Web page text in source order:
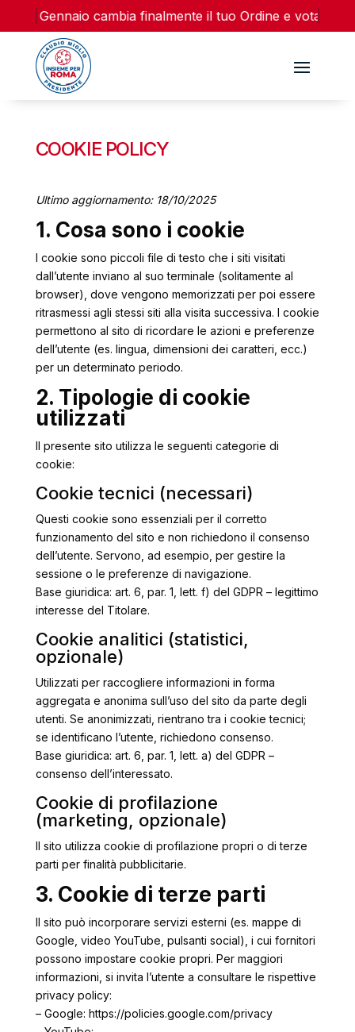
e 16 Gennaio cambia finalmente il tuo Ordine e vota la
COOKIE POLICY
Ultimo aggiornamento: 18/10/2025
1. Cosa sono i cookie
I cookie sono piccoli file di testo che i siti visitati
dall’utente inviano al suo terminale (solitamente al
browser), dove vengono memorizzati per poi essere
ritrasmessi agli stessi siti alla visita successiva. I cookie
permettono al sito di ricordare le azioni e preferenze
dell’utente (es. lingua, dimensioni dei caratteri, ecc.)
per un determinato periodo.
2. Tipologie di cookie
utilizzati
Il presente sito utilizza le seguenti categorie di
cookie:
Cookie tecnici (necessari)
Questi cookie sono essenziali per il corretto
funzionamento del sito e non richiedono il consenso
dell’utente. Servono, ad esempio, per gestire la
sessione o le preferenze di navigazione.
Base giuridica: art. 6, par. 1, lett. f) del GDPR – legittimo
interesse del Titolare.
Cookie analitici (statistici,
opzionale)
Utilizzati per raccogliere informazioni in forma
aggregata e anonima sull’uso del sito da parte degli
utenti. Se anonimizzati, rientrano tra i cookie tecnici;
se identificano l’utente, richiedono consenso.
Base giuridica: art. 6, par. 1, lett. a) del GDPR –
consenso dell’interessato.
Cookie di profilazione
(marketing, opzionale)
Il sito utilizza cookie di profilazione propri o di terze
parti per finalità pubblicitarie.
3. Cookie di terze parti
Il sito può incorporare servizi esterni (es. mappe di
Google, video YouTube, pulsanti social), i cui fornitori
possono impostare cookie propri. Per maggiori
informazioni, si invita l’utente a consultare le rispettive
privacy policy:
– Google: https://policies.google.com/privacy